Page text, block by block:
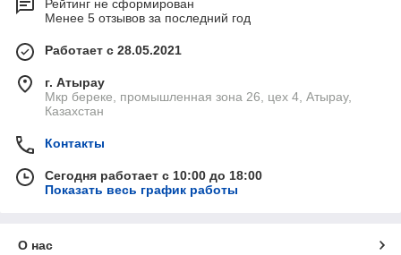
Рейтинг не сформирован
Менее 5 отзывов за последний год
Работает с 28.05.2021
г. Атырау
Мкр береке, промышленная зона 26, цех 4, Атырау,
Казахстан
Контакты
Сегодня работает с 10:00 до 18:00
Показать весь график работы
О нас